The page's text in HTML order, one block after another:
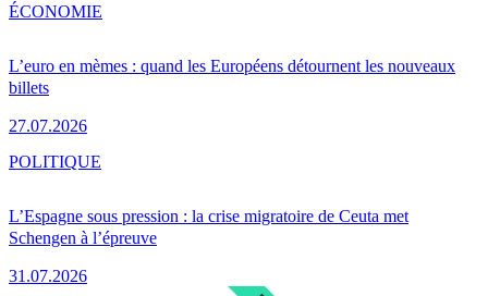
L’euro en mèmes : quand les Européens détournent les nouveaux
billets
27.07.2026
ÉCONOMIE
L’Espagne sous pression : la crise migratoire de Ceuta met
Schengen à l’épreuve
31.07.2026
POLITIQUE